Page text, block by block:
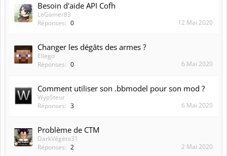
Besoin d'aide API Cofh
LeGamer83
Réponses: 0 12 Mai 2020
Changer les dégâts des armes ?
Ellego
Réponses: 0 6 Mai 2020
Comment utiliser son .bbmodel pour son mod ?
WypSteur
Réponses: 3 6 Mai 2020
Problème de CTM
DarkVégéto31
Réponses: 2 2 Mai 2020